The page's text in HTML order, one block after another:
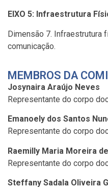
EIXO 5: Infraestrutura
Dimensão 7. Infraestrutura
comunicação.
MEMBROS DA
Josynaira Araújo Neves
Representante do corpo
Emanoely dos Santos
Representante do corpo
Raemilly Maria Moreira
Representante do corpo
Steffany Sadala Oliveira